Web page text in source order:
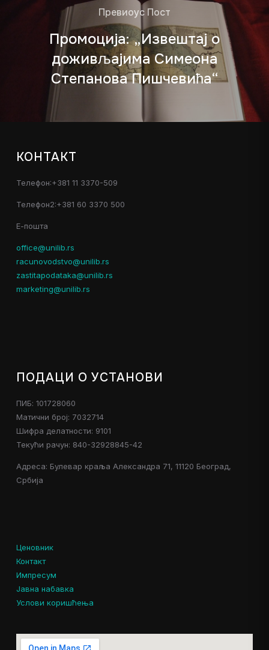
Превиоус Пост
Промоција: „Извештај о
доживљајима Симеона
Степанова Пишчевића“
КОНТАКТ
Телефон:+381 11 3370-509
Телефон2:+381 60 3370 500
Е-пошта
office@unilib.rs
racunovodstvo@unilib.rs
zastitapodataka@unilib.rs
marketing@unilib.rs
ПОДАЦИ О УСТАНОВИ
ПИБ: 101728060
Матични број: 7032714
Шифра делатности: 9101
Текући рачун: 840-32928845-42
Адреса: Булевар краља Александра 71, 11120 Београд,
Србија
Ценовник
Контакт
Импресум
Јавна набавка
Услови коришћења